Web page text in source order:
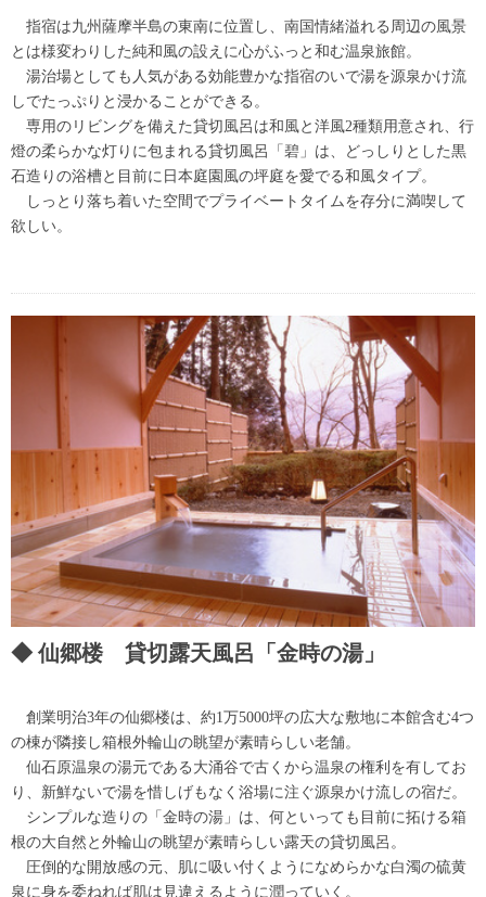
指宿は九州薩摩半島の東南に位置し、南国情緒溢れる周辺の風景
とは様変わりした純和風の設えに心がふっと和む温泉旅館。
湯治場としても人気がある効能豊かな指宿のいで湯を源泉かけ流
しでたっぷりと浸かることができる。
専用のリビングを備えた貸切風呂は和風と洋風2種類用意され、行
燈の柔らかな灯りに包まれる貸切風呂「碧」は、どっしりとした黒
石造りの浴槽と目前に日本庭園風の坪庭を愛でる和風タイプ。
しっとり落ち着いた空間でプライベートタイムを存分に満喫して
欲しい。
仙郷楼 貸切露天風呂「金時の湯」
創業明治3年の仙郷楼は、約1万5000坪の広大な敷地に本館含む4つ
の棟が隣接し箱根外輪山の眺望が素晴らしい老舗。
仙石原温泉の湯元である大涌谷で古くから温泉の権利を有してお
り、新鮮ないで湯を惜しげもなく浴場に注ぐ源泉かけ流しの宿だ。
シンプルな造りの「金時の湯」は、何といっても目前に拓ける箱
根の大自然と外輪山の眺望が素晴らしい露天の貸切風呂。
圧倒的な開放感の元、肌に吸い付くようになめらかな白濁の硫黄
泉に身を委ねれば肌は見違えるように潤っていく。